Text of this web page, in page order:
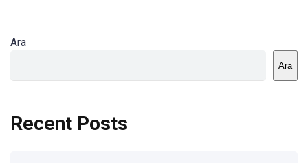
Ara
Ara
Recent Posts